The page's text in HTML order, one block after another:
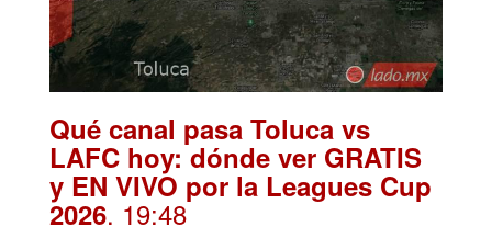
Qué canal pasa Toluca vs
LAFC hoy: dónde ver GRATIS
y EN VIVO por la Leagues Cup
2026. 19:48